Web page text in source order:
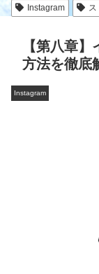
Instagram
ス
【第八章
方法を徹底
Instagram